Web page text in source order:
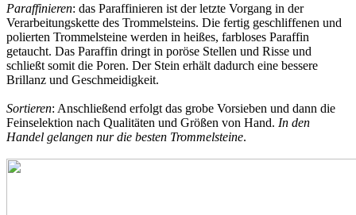
Paraffinieren: das Paraffinieren ist der letzte Vorgang in der
Verarbeitungskette des Trommelsteins. Die fertig geschliffenen und
polierten Trommelsteine werden in heißes, farbloses Paraffin
getaucht. Das Paraffin dringt in poröse Stellen und Risse und
schließt somit die Poren. Der Stein erhält dadurch eine bessere
Brillanz und Geschmeidigkeit.
Sortieren: Anschließend erfolgt das grobe Vorsieben und dann die
Feinselektion nach Qualitäten und Größen von Hand. In den
Handel gelangen nur die besten Trommelsteine.